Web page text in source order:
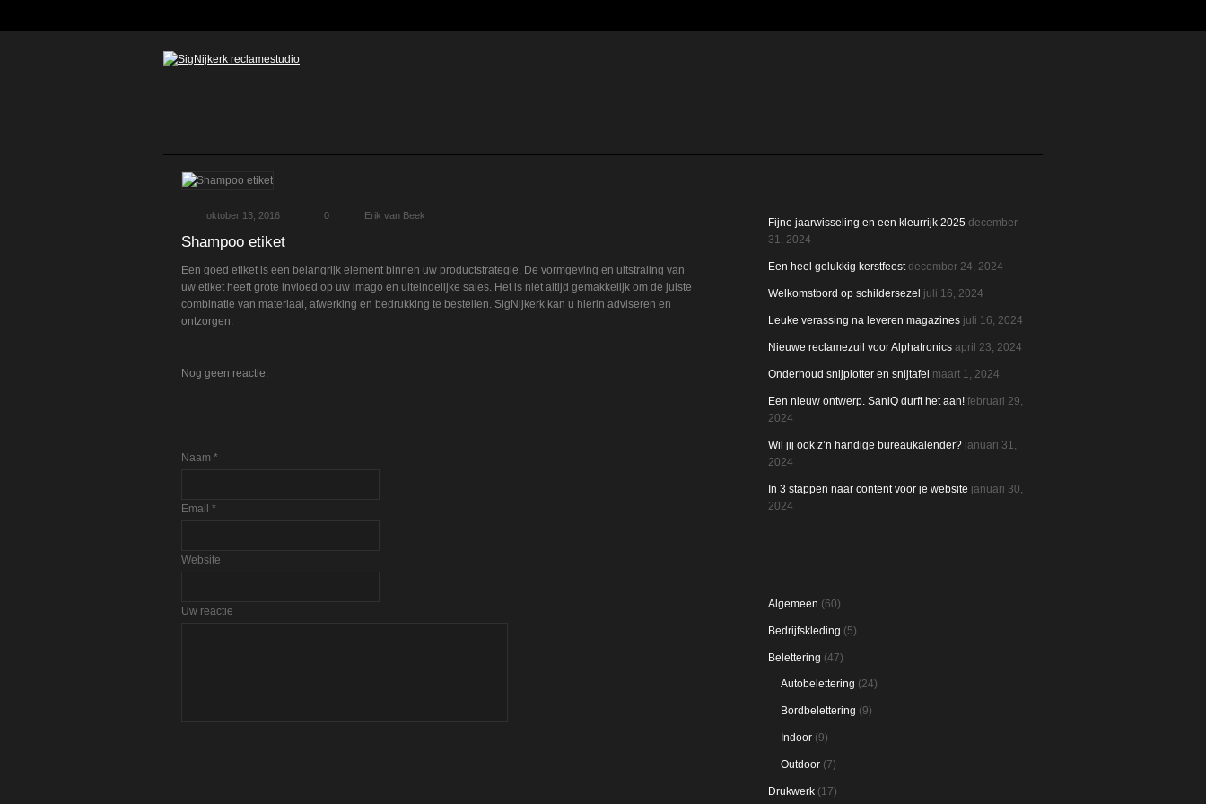
oktober 13, 2016 0 Erik van Beek
Shampoo etiket
Een goed etiket is een belangrijk element binnen uw productstrategie. De vormgeving en uitstraling van
uw etiket heeft grote invloed op uw imago en uiteindelijke sales. Het is niet altijd gemakkelijk om de juiste
combinatie van materiaal, afwerking en bedrukking te bestellen. SigNijkerk kan u hierin adviseren en
ontzorgen.
Nog geen reactie.
Naam *
Email *
Website
Uw reactie
Fijne jaarwisseling en een kleurrijk 2025 december
31, 2024
Een heel gelukkig kerstfeest december 24, 2024
Welkomstbord op schildersezel juli 16, 2024
Leuke verassing na leveren magazines juli 16, 2024
Nieuwe reclamezuil voor Alphatronics april 23, 2024
Onderhoud snijplotter en snijtafel maart 1, 2024
Een nieuw ontwerp. SaniQ durft het aan! februari 29,
2024
Wil jij ook z’n handige bureaukalender? januari 31,
2024
In 3 stappen naar content voor je website januari 30,
2024
Algemeen (60)
Bedrijfskleding (5)
Belettering (47)
Autobelettering (24)
Bordbelettering (9)
Indoor (9)
Outdoor (7)
Drukwerk (17)